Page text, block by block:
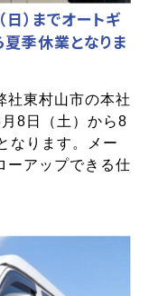
）までオートギ
季休業となりま
社東村山市の本社
8日（土）から8
なります。メー
ーアップできる仕